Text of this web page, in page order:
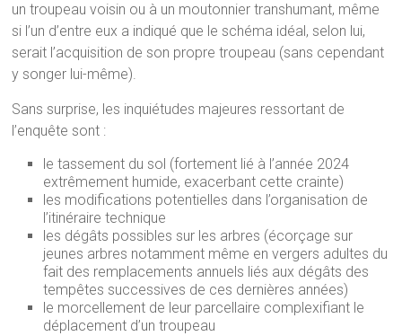
un troupeau voisin ou à un moutonnier transhumant, même
si l’un d’entre eux a indiqué que le schéma idéal, selon lui,
serait l’acquisition de son propre troupeau (sans cependant
y songer lui-même).
Sans surprise, les inquiétudes majeures ressortant de
l’enquête sont :
le tassement du sol (fortement lié à l’année 2024
extrêmement humide, exacerbant cette crainte)
les modifications potentielles dans l’organisation de
l’itinéraire technique
les dégâts possibles sur les arbres (écorçage sur
jeunes arbres notamment même en vergers adultes du
fait des remplacements annuels liés aux dégâts des
tempêtes successives de ces dernières années)
le morcellement de leur parcellaire complexifiant le
déplacement d’un troupeau